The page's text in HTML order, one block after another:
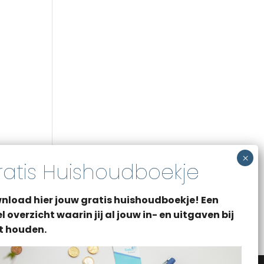
hier jouw gratis huishoudboekje! Een
overzicht waarin jij al jouw in- en uitgaven bij
houden.